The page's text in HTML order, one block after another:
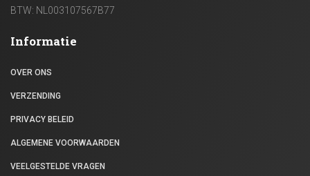
BTW: NL003107567B77
Informatie
OVER ONS
VERZENDING
PRIVACY BELEID
ALGEMENE VOORWAARDEN
VEELGESTELDE VRAGEN